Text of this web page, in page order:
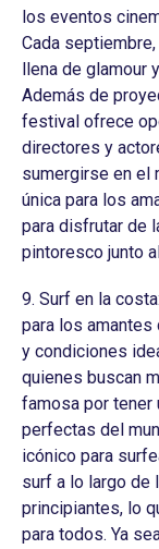
los eventos
Cada
llena de glamour
Además de
festival ofrece
directores y
sumergirse en el
única para los
para disfrutar de
pintoresco junto
9. Surf en la
para los
y condiciones
quienes buscan
famosa por tener
perfectas del
icónico para
surf a lo largo de
principiantes, lo
para todos. Ya